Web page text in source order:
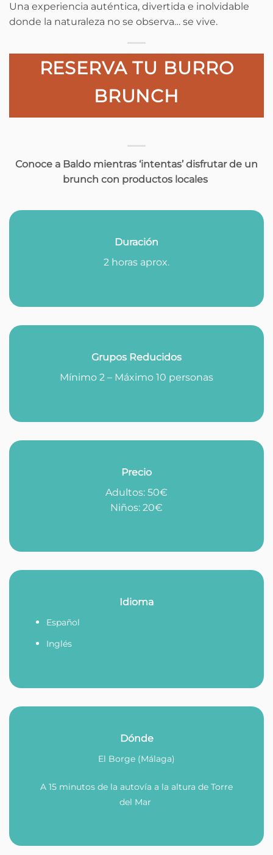
Una experiencia auténtica, divertida e inolvidable
donde la naturaleza no se observa… se vive.
RESERVA TU BURRO
BRUNCH
Conoce a Baldo mientras ‘intentas’ disfrutar de un
brunch con productos locales
Duración
2 horas aprox.
Grupos Reducidos
Mínimo 2 – Máximo 10 personas
Precio
Adultos: 50€
Niños: 20€
Idioma
Español
Inglés
Dónde
El Borge (Málaga)
A 15 minutos de la autovía a la altura de Torre
del Mar